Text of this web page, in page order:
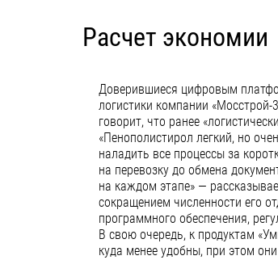
Расчет экономии
Доверившиеся цифровым
логистики компании
говорит, что ранее
«Пенополистирол легкий, но
наладить все процессы за
на перевозку до обмена
на каждом этапе» —
сокращением численности его
программного обеспечения,
В свою очередь, к продуктам
куда менее удобны, при этом